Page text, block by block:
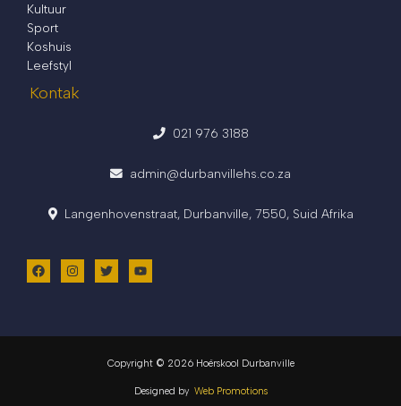
Kultuur
Sport
Koshuis
Leefstyl
Kontak
021 976 3188
admin@durbanvillehs.co.za
Langenhovenstraat, Durbanville, 7550, Suid Afrika
Copyright © 2026 Hoërskool Durbanville
Designed by Web Promotions